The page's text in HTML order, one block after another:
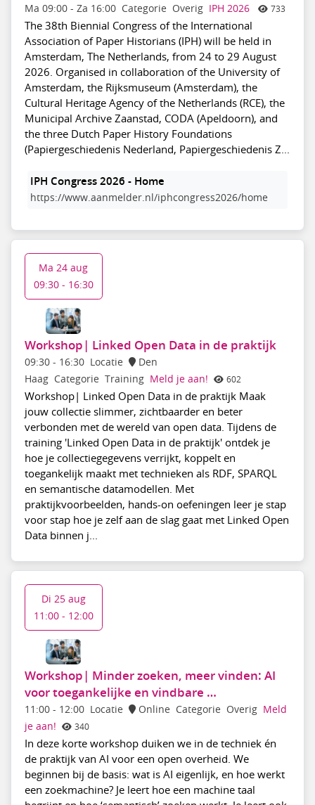
Ma 09:00- Za 16:00 Categorie Overig IPH 2026 733
The 38th Biennial Congress of the International
Association of Paper Historians (IPH) will be held in
Amsterdam, The Netherlands, from 24 to 29 August
2026. Organised in collaboration of the University of
Amsterdam, the Rijksmuseum (Amsterdam), the
Cultural Heritage Agency of the Netherlands (RCE), the
Municipal Archive Zaanstad, CODA (Apeldoorn), and
the three Dutch Paper History Foundations
(Papiergeschiedenis Nederland, Papiergeschiedenis Z...
IPH Congress 2026 - Home
https://www.aanmelder.nl/iphcongress2026/home
Workshop| Linked Open Data in de praktijk
09:30- 16:30 Locatie
Den
Haag Categorie Training Meld je aan! 602
Workshop| Linked Open Data in de praktijk Maak
jouw collectie slimmer, zichtbaarder en beter
verbonden met de wereld van open data. Tijdens de
training 'Linked Open Data in de praktijk' ontdek je
hoe je collectiegegevens verrijkt, koppelt en
toegankelijk maakt met technieken als RDF, SPARQL
en semantische datamodellen. Met
praktijkvoorbeelden, hands-on oefeningen leer je stap
voor stap hoe je zelf aan de slag gaat met Linked Open
Data binnen j...
Ma 24 aug
09:30 - 16:30
Workshop| Minder zoeken, meer vinden: AI
voor toegankelijke en vindbare …
11:00- 12:00 Locatie Online Categorie Overig Meld
je aan!
340
In deze korte workshop duiken we in de techniek én
de praktijk van AI voor een open overheid. We
beginnen bij de basis: wat is AI eigenlijk, en hoe werkt
een zoekmachine? Je leert hoe een machine taal
Di 25 aug
11:00 - 12:00